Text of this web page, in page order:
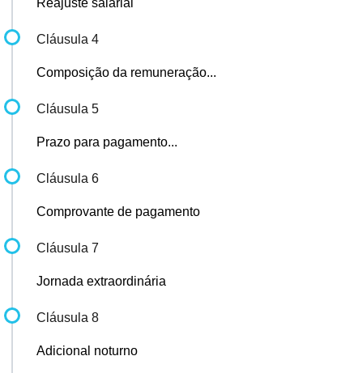
Reajuste salarial
Cláusula 4
Composição da remuneração...
Cláusula 5
Prazo para pagamento...
Cláusula 6
Comprovante de pagamento
Cláusula 7
Jornada extraordinária
Cláusula 8
Adicional noturno